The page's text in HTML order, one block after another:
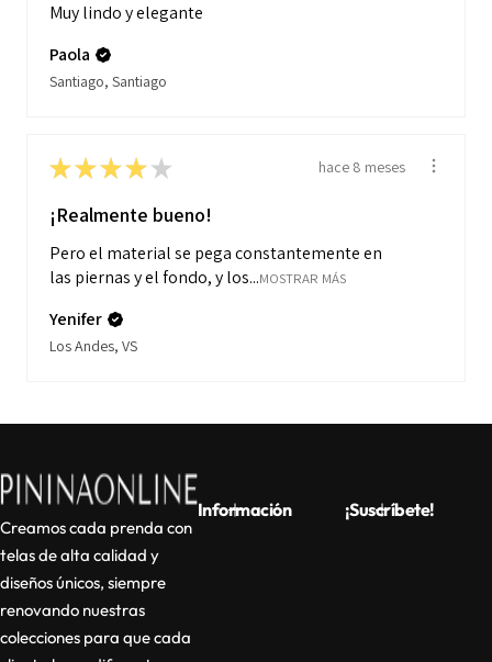
Muy lindo y elegante
Paola
Santiago, Santiago
★★★★ ★ hace 8 meses
¡Realmente bueno!
Pero el material se pega constantemente en
las piernas y el fondo, y los...MOSTRAR MÁS
Yenifer
Los Andes, VS
Creamos cada prenda con
telas de alta calidad y
diseños únicos, siempre
renovando nuestras
colecciones para que cada
Información ¡Suscríbete!